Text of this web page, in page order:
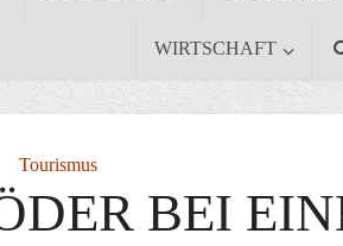
WIRTSCHAFT
Tourismus
BEI